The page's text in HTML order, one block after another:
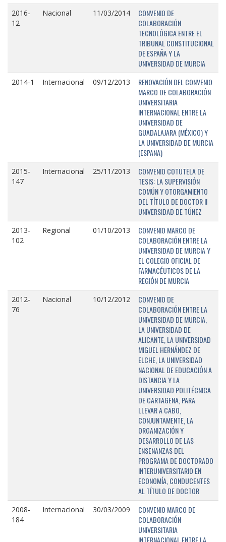
2016-
12
Nacional 11/03/2014
CONVENIO DE
COLABORACIÓN
TECNOLÓGICA ENTRE EL
TRIBUNAL CONSTITUCIONAL
DE ESPAÑA Y LA
UNIVERSIDAD DE MURCIA
2014-1 Internacional 09/12/2013
RENOVACIÓN DEL CONVENIO
MARCO DE COLABORACIÓN
UNIVERSITARIA
INTERNACIONAL ENTRE LA
UNIVERSIDAD DE
GUADALAJARA (MÉXICO) Y
LA UNIVERSIDAD DE MURCIA
(ESPAÑA)
2015-
147
Internacional 25/11/2013
CONVENIO COTUTELA DE
TESIS: LA SUPERVISIÓN
COMÚN Y OTORGAMIENTO
DEL TÍTULO DE DOCTOR II
UNIVERSIDAD DE TÚNEZ
2013-
102
Regional 01/10/2013
CONVENIO MARCO DE
COLABORACIÓN ENTRE LA
UNIVERSIDAD DE MURCIA Y
EL COLEGIO OFICIAL DE
FARMACÉUTICOS DE LA
REGIÓN DE MURCIA
2012-
76
Nacional 10/12/2012
CONVENIO DE
COLABORACIÓN ENTRE LA
UNIVERSIDAD DE MURCIA,
LA UNIVERSIDAD DE
ALICANTE, LA UNIVERSIDAD
MIGUEL HERNÁNDEZ DE
ELCHE, LA UNIVERSIDAD
NACIONAL DE EDUCACIÓN A
DISTANCIA Y LA
UNIVERSIDAD POLITÉCNICA
DE CARTAGENA, PARA
LLEVAR A CABO,
CONJUNTAMENTE, LA
ORGANIZACIÓN Y
DESARROLLO DE LAS
ENSEÑANZAS DEL
PROGRAMA DE DOCTORADO
INTERUNIVERSITARIO EN
ECONOMÍA, CONDUCENTES
AL TÍTULO DE DOCTOR
2008-
184
Internacional 30/03/2009
CONVENIO MARCO DE
COLABORACIÓN
UNIVERSITARIA
INTERNACIONAL ENTRE LA